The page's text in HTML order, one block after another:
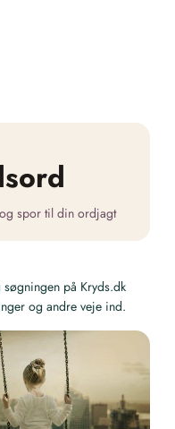
spor til din ordjagt
på Kryds.dk
og andre veje ind.